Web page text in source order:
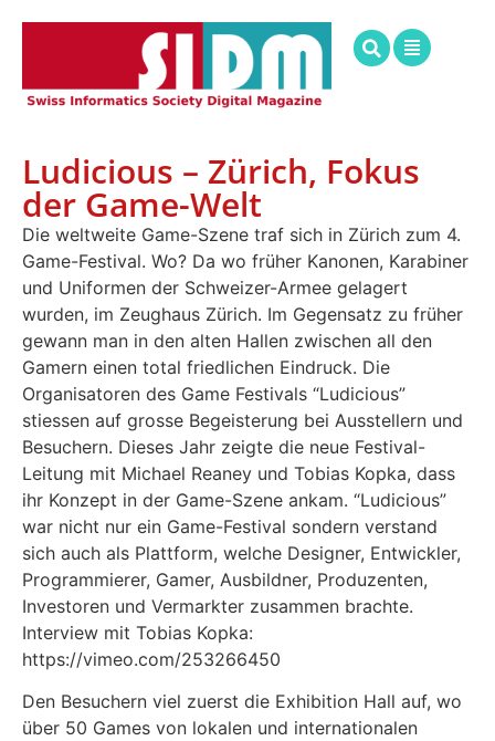
Ludicious – Zürich, Fokus
der Game-Welt
Die weltweite Game-Szene traf sich in Zürich zum 4.
Game-Festival. Wo? Da wo früher Kanonen, Karabiner
und Uniformen der Schweizer-Armee gelagert
wurden, im Zeughaus Zürich. Im Gegensatz zu früher
gewann man in den alten Hallen zwischen all den
Gamern einen total friedlichen Eindruck. Die
Organisatoren des Game Festivals “Ludicious”
stiessen auf grosse Begeisterung bei Ausstellern und
Besuchern. Dieses Jahr zeigte die neue Festival-
Leitung mit Michael Reaney und Tobias Kopka, dass
ihr Konzept in der Game-Szene ankam. “Ludicious”
war nicht nur ein Game-Festival sondern verstand
sich auch als Plattform, welche Designer, Entwickler,
Programmierer, Gamer, Ausbildner, Produzenten,
Investoren und Vermarkter zusammen brachte.
Interview mit Tobias Kopka:
https://vimeo.com/253266450
Den Besuchern viel zuerst die Exhibition Hall auf, wo
über 50 Games von lokalen und internationalen